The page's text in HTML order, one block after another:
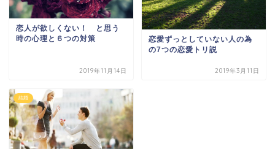
恋人が欲しくない！ と思う
時の心理と６つの対策
2019年11月14日
恋愛ずっとしていない人の為
の7つの恋愛トリ説
2019年3月11日
結婚